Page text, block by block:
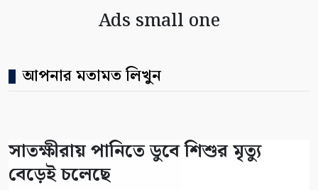
Ads small one
আপনার মতামত লিখুন
সাতক্ষীরায় পানিতে ডুবে শিশুর মৃত্যু
বেড়েই চলেছে